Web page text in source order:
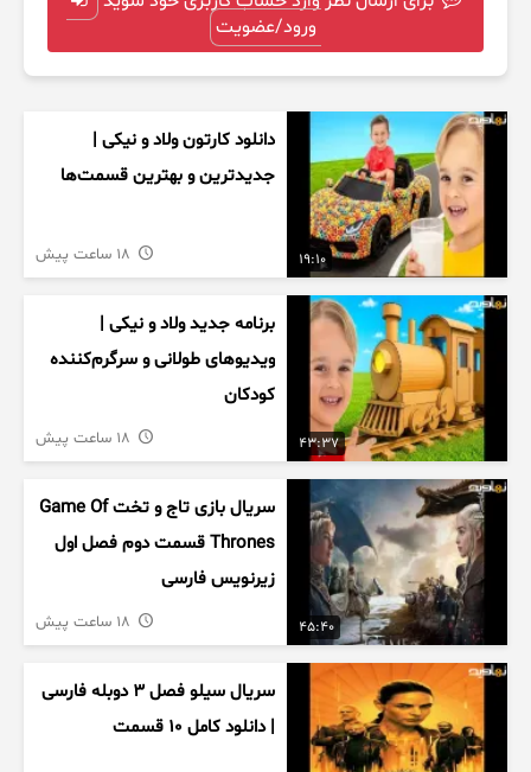
ورود/عضویت
19:10
دانلود کارتون ولاد و نیکی |
جدیدترین و بهترین قسمت‌ها
43:37
برنامه جدید ولاد و نیکی |
ویدیوهای طولانی و سرگرم‌کننده
کودکان
45:40
سریال بازی تاج و تخت Game Of
Thrones قسمت دوم فصل اول
زیرنویس فارسی
سریال سیلو فصل ۳ دوبله فارسی
| دانلود کامل ۱۰ قسمت